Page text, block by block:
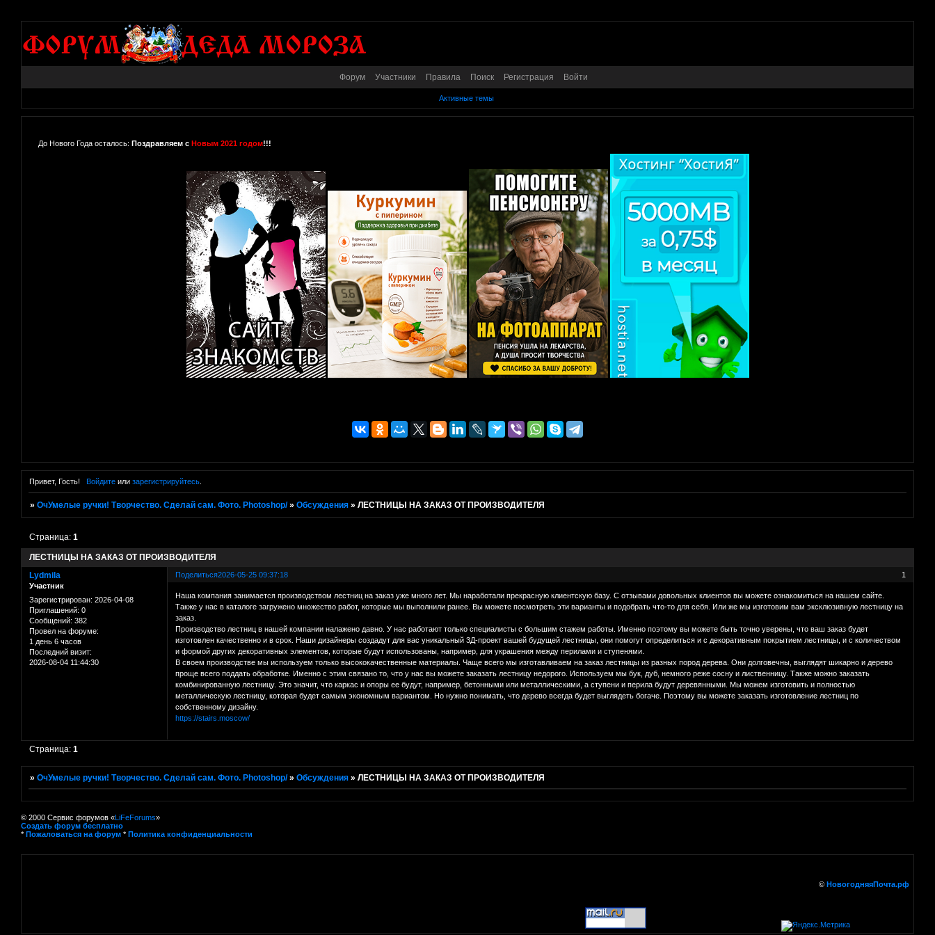
Форум Участники Правила Поиск Регистрация Войти
Активные темы
До Нового Года осталось: Поздравляем с Новым 2021 годом!!!
Привет, Гость! Войдитеили зарегистрируйтесь.
»ОчУмелые ручки! Творчество. Сделай сам. Фото. Photoshop/ »Обсуждения »ЛЕСТНИЦЫ НА ЗАКАЗ ОТ ПРОИЗВОДИТЕЛЯ
ЛЕСТНИЦЫ НА ЗАКАЗ ОТ ПРОИЗВОДИТЕЛЯ
Страница:1
Поделиться 1
2026-05-25 09:37:18
Lydmila
Участник
Зарегистрирован: 2026-04-08
Приглашений: 0
Сообщений: 382
Провел на форуме:
1 день 6 часов
Последний визит:
2026-08-04 11:44:30
Наша компания занимается производством лестниц на заказ уже много лет. Мы наработали прекрасную клиентскую базу. С отзывами довольных клиентов вы можете ознакомиться на нашем сайте.
Также у нас в каталоге загружено множество работ, которые мы выполнили ранее. Вы можете посмотреть эти варианты и подобрать что-то для себя. Или же мы изготовим вам эксклюзивную лестницу на
заказ.
Производство лестниц в нашей компании налажено давно. У нас работают только специалисты с большим стажем работы. Именно поэтому вы можете быть точно уверены, что ваш заказ будет
изготовлен качественно и в срок. Наши дизайнеры создадут для вас уникальный 3Д-проект вашей будущей лестницы, они помогут определиться и с декоративным покрытием лестницы, и с количеством
и формой других декоративных элементов, которые будут использованы, например, для украшения между перилами и ступенями.
В своем производстве мы используем только высококачественные материалы. Чаще всего мы изготавливаем на заказ лестницы из разных пород дерева. Они долговечны, выглядят шикарно и дерево
проще всего поддать обработке. Именно с этим связано то, что у нас вы можете заказать лестницу недорого. Используем мы бук, дуб, немного реже сосну и лиственницу. Также можно заказать
комбинированную лестницу. Это значит, что каркас и опоры ее будут, например, бетонными или металлическими, а ступени и перила будут деревянными. Мы можем изготовить и полностью
металлическую лестницу, которая будет самым экономным вариантом. Но нужно понимать, что дерево всегда будет выглядеть богаче. Поэтому вы можете заказать изготовление лестниц по
собственному дизайну.
https://stairs.moscow/
Страница:1
»ОчУмелые ручки! Творчество. Сделай сам. Фото. Photoshop/ »Обсуждения »ЛЕСТНИЦЫ НА ЗАКАЗ ОТ ПРОИЗВОДИТЕЛЯ
© 2000 Сервис форумов «LiFeForums»
Создать форум бесплатно
* Пожаловаться на форум * Политика конфиденциальности
© НовогодняяПочта.рф